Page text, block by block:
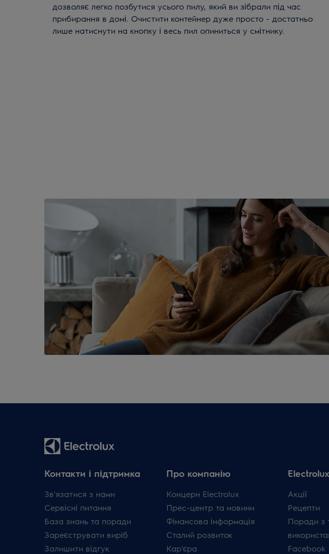
дозволяє легко позбутися усього пилу, який ви зібрали під час
прибирання в домі. Очистити контейнер дуже просто - достатньо
лише натиснути на кнопку і весь пил опиниться у смітнику.
Контакти і підтримка
Зв'язатися з нами
Сервісні питання
База знань та поради
Зареєструвати виріб
Залишити відгук
Про компанію
Концерн Electrolux
Прес-центр та новини
Фінансова інформація
Сталий розвиток
Кар'єра
Акції
Рецепти
Поради з
Facebook